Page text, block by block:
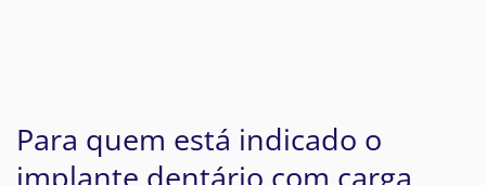
Para quem está indicado o
implante dentário com carga